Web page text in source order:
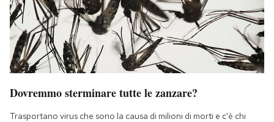
Dovremmo sterminare tutte le zanzare?
Trasportano virus che sono la causa di milioni di morti e c'è chi